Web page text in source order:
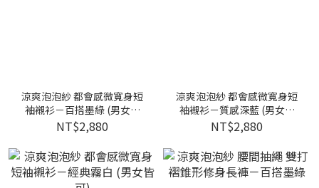
涼爽泡泡紗 都會感微寬身短
袖襯衫－百搭墨綠 (男女皆
可)
NT$2,880
涼爽泡泡紗 都會感微寬身短
袖襯衫－質感深藍 (男女皆
可)
NT$2,880